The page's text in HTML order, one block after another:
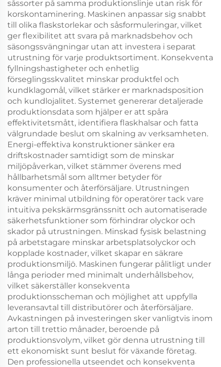
såssorter på samma produktionslinje utan risk för
korskontaminering. Maskinen anpassar sig snabbt
till olika flaskstorlekar och såsformuleringar, vilket
ger flexibilitet att svara på marknadsbehov och
säsongssvängningar utan att investera i separat
utrustning för varje produktsortiment. Konsekventa
fyllningshastigheter och enhetlig
förseglingsskvalitet minskar produktfel och
kundklagomål, vilket stärker er marknadsposition
och kundlojalitet. Systemet genererar detaljerade
produktionsdata som hjälper er att spåra
effektivitetsmått, identifiera flaskhalsar och fatta
välgrundade beslut om skalning av verksamheten.
Energi-effektiva konstruktioner sänker era
driftskostnader samtidigt som de minskar
miljöpåverkan, vilket stämmer överens med
hållbarhetsmål som alltmer betyder för
konsumenter och återförsäljare. Utrustningen
kräver minimal utbildning för operatörer tack vare
intuitiva pekskärmsgränssnitt och automatiserade
säkerhetsfunktioner som förhindrar olyckor och
skador på utrustningen. Minskad fysisk belastning
på arbetstagare minskar arbetsplatsolyckor och
kopplade kostnader, vilket skapar en säkrare
produktionsmiljö. Maskinen fungerar pålitligt under
långa perioder med minimalt underhållsbehov,
vilket säkerställer konsekventa
produktionsscheman och möjlighet att uppfylla
leveransavtal till distributörer och återförsäljare.
Avkastningen på investeringen sker vanligtvis inom
arton till trettio månader, beroende på
produktionsvolym, vilket gör denna utrustning till
ett ekonomiskt sunt beslut för växande företag.
Den professionella utseendet och konsekventa